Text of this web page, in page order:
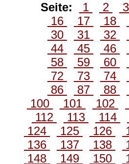
Seite: 1 2
16
17 18
30
31 32
44
45 46
58
59 60
72
73 74
86
87 88
100
101 102
112
113 114
124
125 126
136
137 138
148
149 150